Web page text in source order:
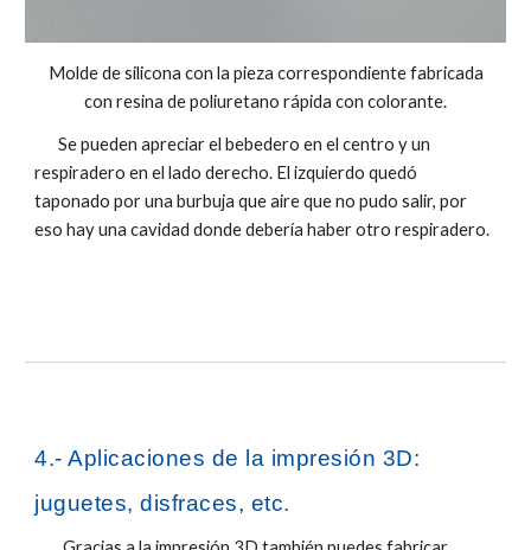
Molde de silicona con la pieza correspondiente fabricada
con resina de poliuretano rápida con colorante.
Se pueden apreciar el bebedero en el centro y un
respiradero en el lado derecho. El izquierdo quedó
taponado por una burbuja que aire que no pudo salir, por
eso hay una cavidad donde debería haber otro respiradero.
4.- Aplicaciones de la impresión 3D:
juguetes, disfraces, etc.